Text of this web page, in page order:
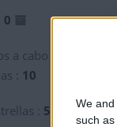
We
such
0
a cabo :
: 10
: 5